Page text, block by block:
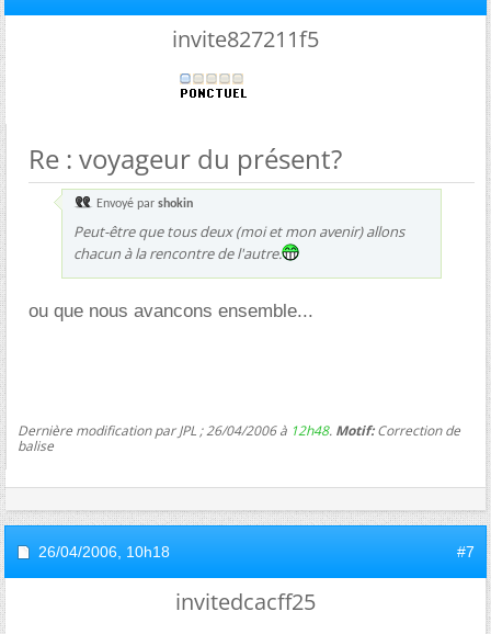
invite827211f5
Re : voyageur du présent?
Envoyé par shokin
Peut-être que tous deux (moi et mon avenir) allons
chacun à la rencontre de l'autre.
ou que nous avancons ensemble...
Dernière modification par JPL ; 26/04/2006 à 12h48. Motif:Correction de
balise
26/04/2006, 10h18 #7
invitedcacff25